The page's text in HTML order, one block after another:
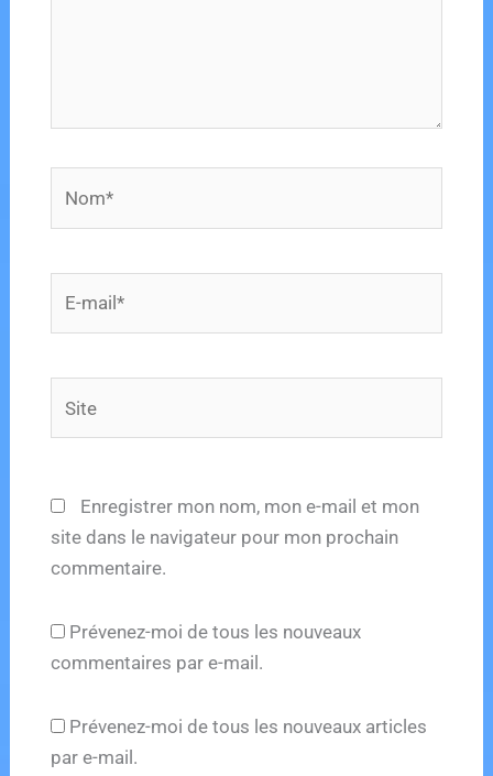
Enregistrer mon nom, mon e-mail et mon
site dans le navigateur pour mon prochain
commentaire.
Prévenez-moi de tous les nouveaux
commentaires par e-mail.
Prévenez-moi de tous les nouveaux articles
par e-mail.